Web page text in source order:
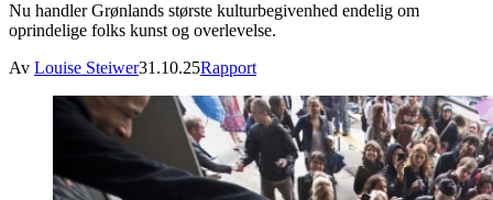
Nu handler Grønlands største kulturbegivenhed endelig om
oprindelige folks kunst og overlevelse.
Av Louise Steiwer31.10.25Rapport